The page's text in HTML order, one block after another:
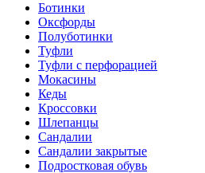
Ботинки
Оксфорды
Полуботинки
Туфли
Туфли с перфорацией
Мокасины
Кеды
Кроссовки
Шлепанцы
Сандалии
Сандалии закрытые
Подростковая обувь